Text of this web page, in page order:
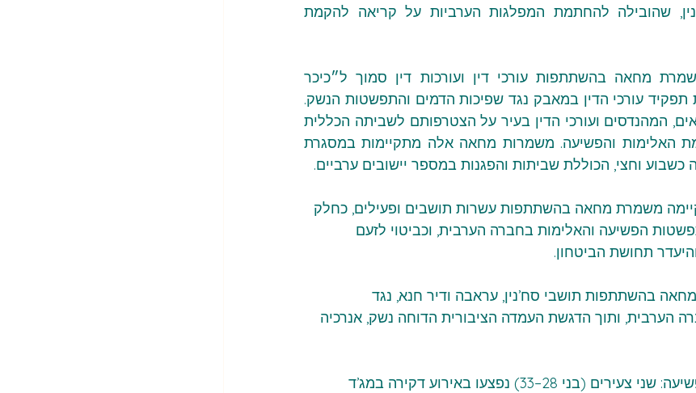
וחצי, הכוללת שביתות והפגנות במספר יישובים ערביים.
משמרת מחאה בהשתתפות עשרות תושבים ופעילים, כחלק
הפשיעה והאלימות בחברה הערבית, וכביטוי לזעם
תחושת הביטחון.
בהשתתפות תושבי סח’נין, עראבה ודיר חנא, נגד
הערבית, ותוך הדגשת העמדה הציבורית הדוחה נשק, אנרכיה
במקביל נמשכו מקרי האלימות והפשיעה: שני צעירים (בני 28–33) נפצעו באירוע דקירה במג’ד